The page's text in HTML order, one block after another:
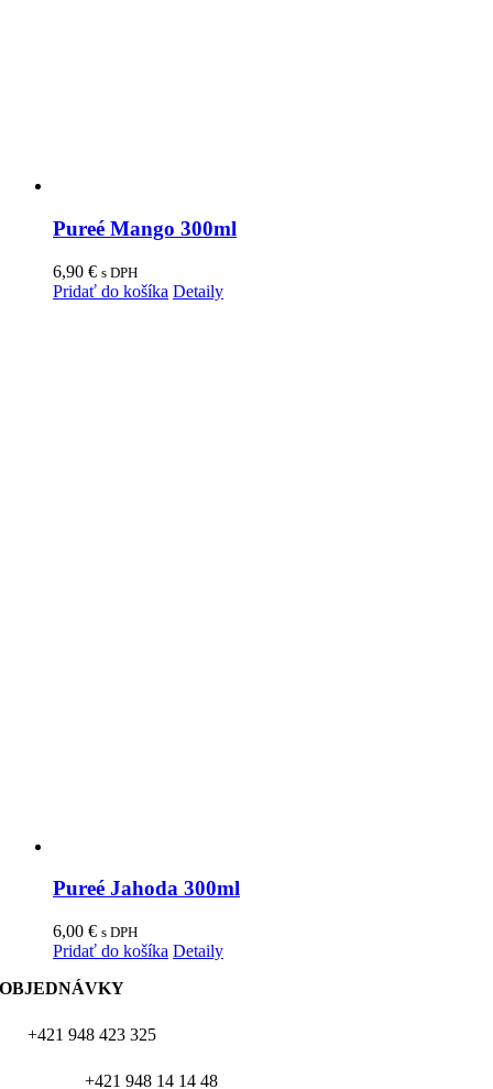
Pureé Mango 300ml
6,90 € s DPH
Pridať do košíka Detaily
Pureé Jahoda 300ml
6,00 € s DPH
Pridať do košíka Detaily
OBJEDNÁVKY
+421 948 423 325
+421 948 14 14 48